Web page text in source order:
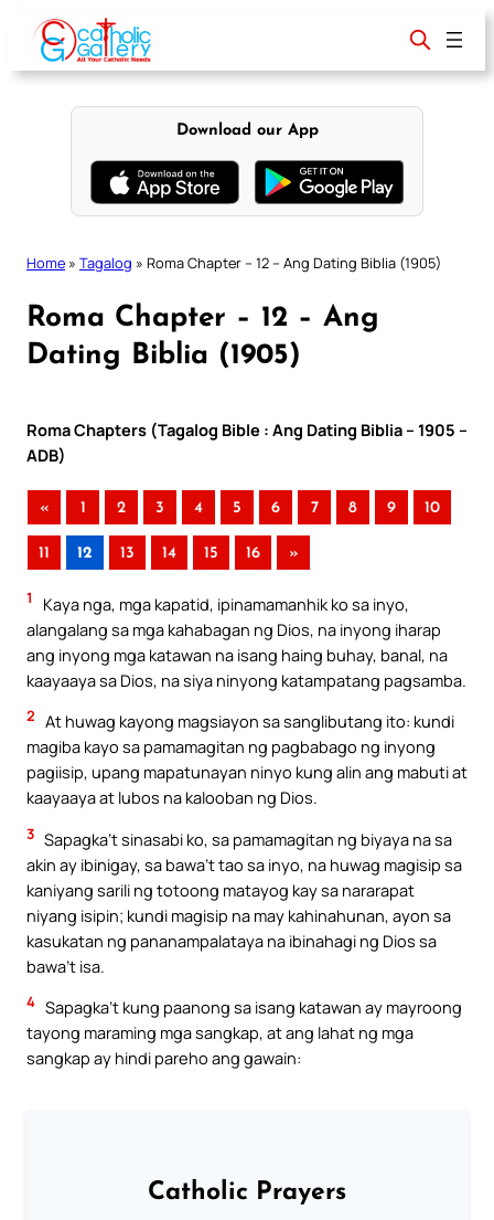
content
Download our App
Home » Tagalog » Roma Chapter – 12 – Ang Dating Biblia (1905)
Roma Chapter – 12 – Ang
Dating Biblia (1905)
Roma Chapters (Tagalog Bible : Ang Dating Biblia – 1905 –
ADB)
« 1 2 3 4 5 6 7 8 9 10
11 12 13 14 15 16 »
1
Kaya nga, mga kapatid, ipinamamanhik ko sa inyo,
alangalang sa mga kahabagan ng Dios, na inyong iharap
ang inyong mga katawan na isang haing buhay, banal, na
kaayaaya sa Dios, na siya ninyong katampatang pagsamba.
2 At huwag kayong magsiayon sa sanglibutang ito: kundi
magiba kayo sa pamamagitan ng pagbabago ng inyong
pagiisip, upang mapatunayan ninyo kung alin ang mabuti at
kaayaaya at lubos na kalooban ng Dios.
3 Sapagka’t sinasabi ko, sa pamamagitan ng biyaya na sa
akin ay ibinigay, sa bawa’t tao sa inyo, na huwag magisip sa
kaniyang sarili ng totoong matayog kay sa nararapat
niyang isipin; kundi magisip na may kahinahunan, ayon sa
kasukatan ng pananampalataya na ibinahagi ng Dios sa
bawa’t isa.
4 Sapagka’t kung paanong sa isang katawan ay mayroong
tayong maraming mga sangkap, at ang lahat ng mga
sangkap ay hindi pareho ang gawain:
Catholic Prayers